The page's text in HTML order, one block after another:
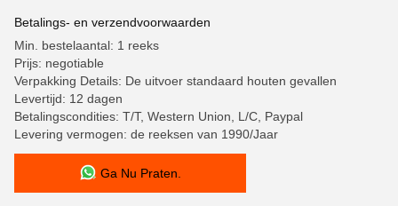
Betalings- en verzendvoorwaarden
Min. bestelaantal: 1 reeks
Prijs: negotiable
Verpakking Details: De uitvoer standaard houten gevallen
Levertijd: 12 dagen
Betalingscondities: T/T, Western Union, L/C, Paypal
Levering vermogen: de reeksen van 1990/Jaar
Ga Nu Praten.